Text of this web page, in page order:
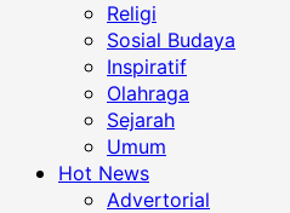
Religi
Sosial Budaya
Inspiratif
Olahraga
Sejarah
Umum
Hot News
Advertorial